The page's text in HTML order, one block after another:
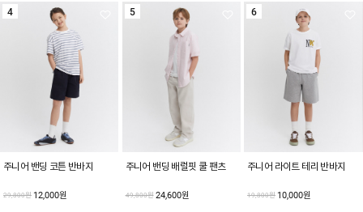
4
주니어 밴딩 코튼 반바지
29,800원 12,000원
5
주니어 밴딩 배럴핏 쿨 팬츠
49,800원 24,600원
6
주니어 라이트 테리 반바지
19,800원 10,000원